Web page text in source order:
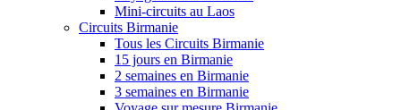
Mini-circuits au Laos
Circuits Birmanie
Tous les Circuits Birmanie
15 jours en Birmanie
2 semaines en Birmanie
3 semaines en Birmanie